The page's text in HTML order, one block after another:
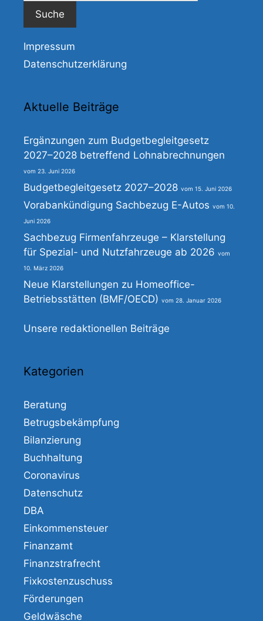
Impressum
Datenschutzerklärung
Aktuelle Beiträge
Ergänzungen zum Budgetbegleitgesetz
2027–2028 betreffend Lohnabrechnungen
23. Juni 2026
Budgetbegleitgesetz 2027–2028 15. Juni 2026
Vorabankündigung Sachbezug E-Autos 10.
Juni 2026
Sachbezug Firmenfahrzeuge – Klarstellung
für Spezial- und Nutzfahrzeuge ab 2026
10. März 2026
Neue Klarstellungen zu Homeoffice-
Betriebsstätten (BMF/OECD)
28. Januar 2026
Unsere redaktionellen Beiträge
Kategorien
Beratung
Betrugsbekämpfung
Bilanzierung
Buchhaltung
Coronavirus
Datenschutz
DBA
Einkommensteuer
Finanzamt
Finanzstrafrecht
Fixkostenzuschuss
Förderungen
Geldwäsche